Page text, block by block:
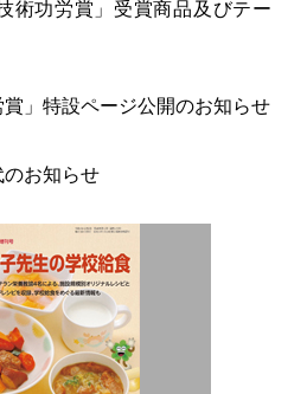
術功労賞」受賞商品及びテー
賞」特設ページ公開のお知らせ
お知らせ